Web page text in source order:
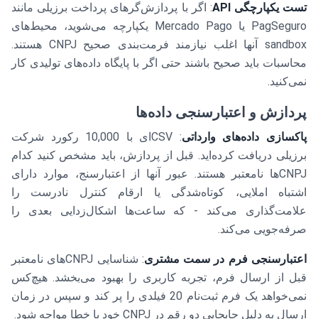
تست یکپارچگی API
: اگر با پردازش‌گرهای پرداخت برزیلی مانند
PagSeguro یا Mercado Pago یکپارچه می‌شوید، محیط‌های
sandbox آنها اغلب نیازمند فرمت‌بندی صحیح CNPJ هستند.
محاسبات باید صحیح باشند حتی اگر با پایگاه داده‌های تولیدی کار
نمی‌کنید.
پردازش و اعتبارسنجی داده‌ها
پاکسازی داده‌های وارداتی
: CSV‌ای با 10,000 رکورد شرکت
برزیلی دریافت کرده‌اید. قبل از پردازش، باید مشخص کنید کدام
CNPJ‌ها نامعتبر هستند. عبور آنها از اعتبارسنج، موارد دارای
اشتباه املایی، کوتاه‌شدگی یا ارقام کنترل نادرست را
علامت‌گذاری می‌کند - که ساعت‌ها اشکال‌زدایی بعدی را
صرفه‌جویی می‌کند.
اعتبارسنجی فرم در سمت مشتری
: شناسایی CNPJ‌های نامعتبر
قبل از ارسال فرم، تجربه کاربری را بهبود می‌بخشد. هیچ‌کس
نمی‌خواهد یک فرم ثبت‌نام 20 فیلدی را پر کند و سپس در زمان
ارسال به دلیل جابجایی دو رقم در CNPJ خود با خطا مواجه شود.